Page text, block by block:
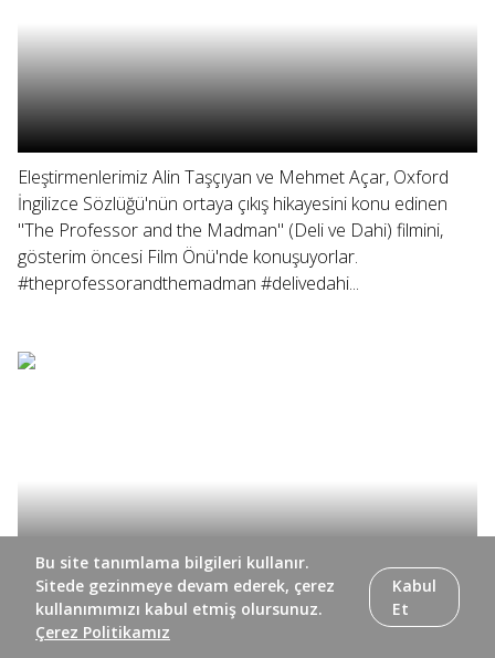
Eleştirmenlerimiz Alin Taşçıyan ve Mehmet Açar, Oxford
İngilizce Sözlüğü'nün ortaya çıkış hikayesini konu edinen
"The Professor and the Madman" (Deli ve Dahi) filmini,
gösterim öncesi Film Önü'nde konuşuyorlar.
#theprofessorandthemadman #delivedahi...
Eleştirmenlerimiz Mehmet Açar ve Alin Taşçıyan, Hirokazu
Bu site tanımlama bilgileri kullanır.
Sitede gezinmeye devam ederek, çerez
kullanımımızı kabul etmiş olursunuz.
Çerez Politikamız
Kabul
Et